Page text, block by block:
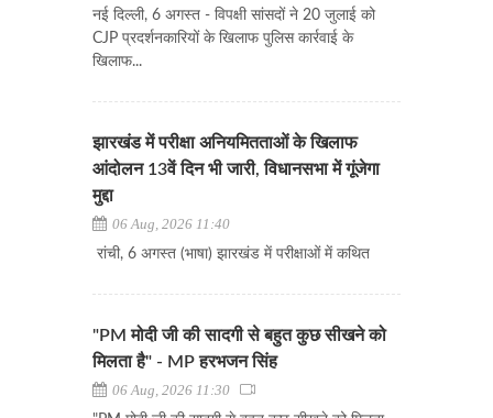
नई दिल्ली, 6 अगस्त - विपक्षी सांसदों ने 20 जुलाई को
CJP प्रदर्शनकारियों के खिलाफ पुलिस कार्रवाई के
खिलाफ...
झारखंड में परीक्षा अनियमितताओं के खिलाफ
आंदोलन 13वें दिन भी जारी, विधानसभा में गूंजेगा
मुद्दा
06 Aug, 2026 11:40
रांची, 6 अगस्त (भाषा) झारखंड में परीक्षाओं में कथित
"PM मोदी जी की सादगी से बहुत कुछ सीखने को
मिलता है" - MP हरभजन सिंह
06 Aug, 2026 11:30